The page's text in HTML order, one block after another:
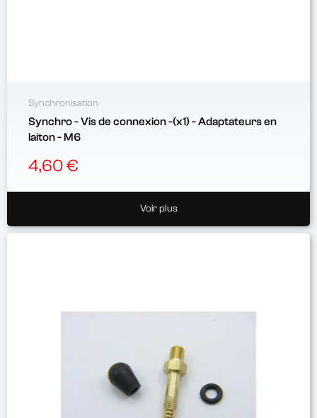
Synchronisation
Synchro - Vis de connexion -(x1) - Adaptateurs en
laiton - M6
4,60 €
Voir plus